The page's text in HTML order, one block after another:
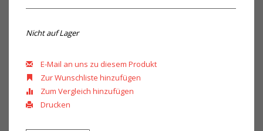
Nicht auf Lager
E-Mail an uns zu diesem Produkt
Zur Wunschliste hinzufügen
Zum Vergleich hinzufügen
Drucken